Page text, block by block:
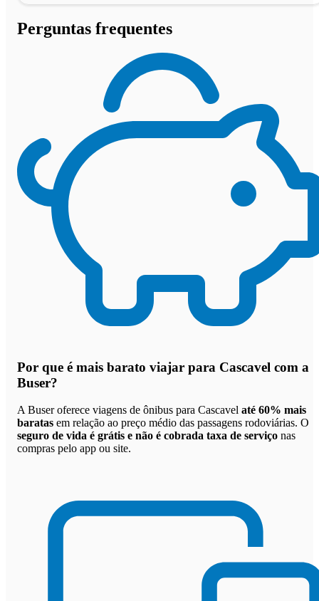
Perguntas frequentes
Por que é mais barato viajar para Cascavel com a
Buser?
A Buser oferece viagens de ônibus para Cascavel até 60% mais
baratas em relação ao preço médio das passagens rodoviárias. O
seguro de vida é grátis e não é cobrada taxa de serviço nas
compras pelo app ou site.